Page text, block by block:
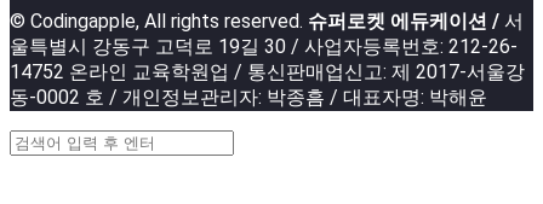
© Codingapple, All rights reserved. 슈퍼로켓 에듀케이션 / 서
울특별시 강동구 고덕로 19길 30 / 사업자등록번호: 212-26-
14752 온라인 교육학원업 / 통신판매업신고: 제 2017-서울강
동-0002 호 / 개인정보관리자: 박종흠 / 대표자명: 박해윤